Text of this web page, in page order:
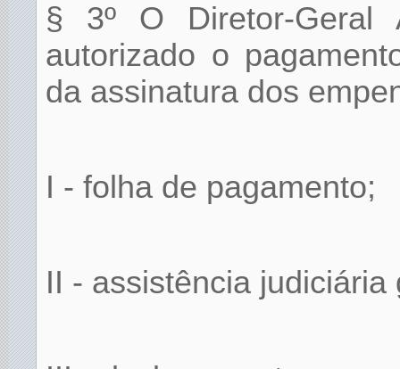
§ 3º O Diretor-Geral
autorizado o
da assinatura dos
I - folha de pagamento;
II - assistência judiciária